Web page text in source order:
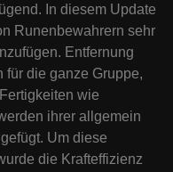
In diesem Update
Runenbewahrern sehr
Entfernung
für die ganze Gruppe,
wie
ihrer allgemein
Um diese
die Krafteffizienz